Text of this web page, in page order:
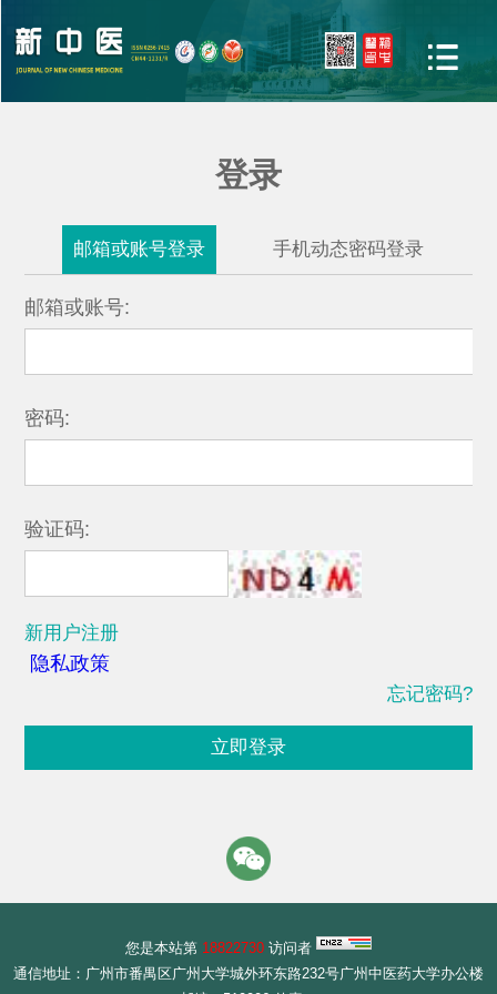
登录
邮箱或账号登录 手机动态密码登录
邮箱或账号:
密码:
验证码:
新用户注册
隐私政策
忘记密码?
立即登录
您是本站第 18822730 访问者
通信地址：广州市番禺区广州大学城外环东路232号广州中医药大学办公楼